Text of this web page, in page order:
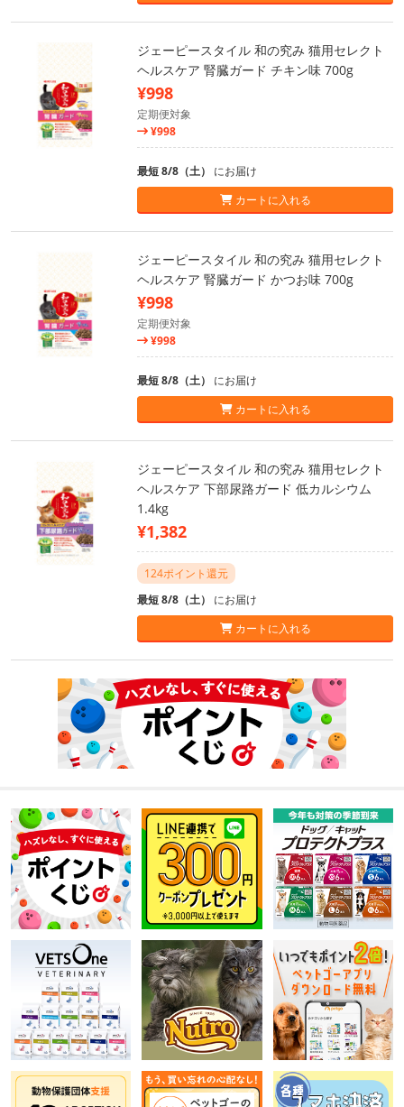
ジェーピースタイル 和の究み 猫用セレクト
ヘルスケア 腎臓ガード チキン味 700g
¥998
定期便対象
¥998
最短 8/8（土） にお届け
カートに入れる
ジェーピースタイル 和の究み 猫用セレクト
ヘルスケア 腎臓ガード かつお味 700g
¥998
定期便対象
¥998
最短 8/8（土） にお届け
カートに入れる
ジェーピースタイル 和の究み 猫用セレクト
ヘルスケア 下部尿路ガード 低カルシウム
1.4kg
¥1,382
124ポイント還元
最短 8/8（土） にお届け
カートに入れる